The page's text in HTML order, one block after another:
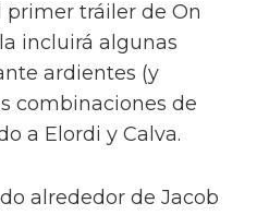
la situación, a pesar
y Muriel, Julius tiene
con Henry (Diego
un casino de Las